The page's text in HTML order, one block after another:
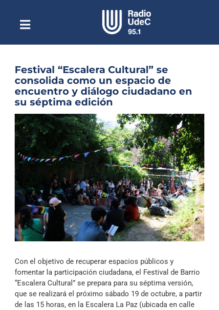
contenidoToggle
NavigationEscuchar Radio UdeC en vivo
Quiénes Somos
Programación
Podcast
Noticias
Reportajes
Columnas
Música Clásica
Especiales
Archivo Sonoro
Festival “Escalera Cultural” se
consolida como un espacio de
encuentro y diálogo ciudadano en
su séptima edición
Ver
imagen
más
grande
Con el objetivo de recuperar espacios públicos y
fomentar la participación ciudadana, el Festival de Barrio
“Escalera Cultural” se prepara para su séptima versión,
que se realizará el próximo sábado 19 de octubre, a partir
de las 15 horas, en la Escalera La Paz (ubicada en calle